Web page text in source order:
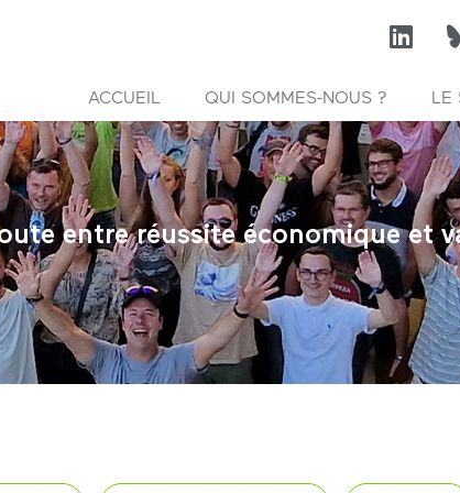
ACCUEIL QUI SOMMES-NOUS ? LE
entre réussite économique et